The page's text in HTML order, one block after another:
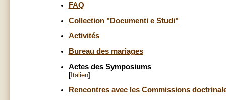
FAQ
Collection "Documenti e Studi"
Activités
Bureau des mariages
Actes des Symposiums
[Italien]
Rencontres avec les Commissions